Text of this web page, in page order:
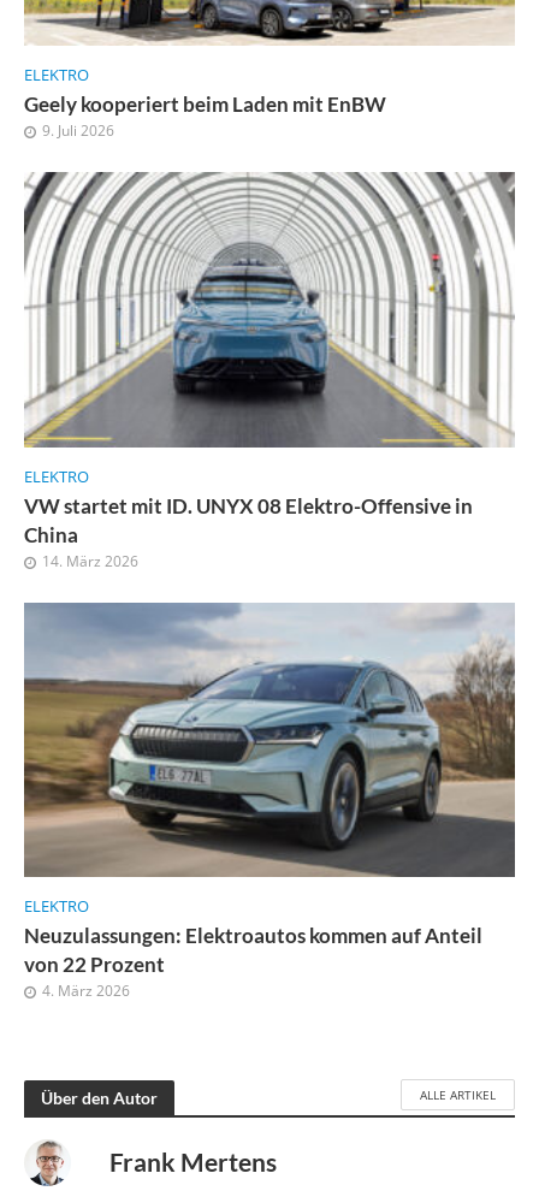
ELEKTRO
Geely kooperiert beim Laden mit EnBW
9. Juli 2026
ELEKTRO
VW startet mit ID. UNYX 08 Elektro-Offensive in
China
14. März 2026
ELEKTRO
Neuzulassungen: Elektroautos kommen auf Anteil
von 22 Prozent
4. März 2026
Über den Autor ALLE ARTIKEL
Frank Mertens